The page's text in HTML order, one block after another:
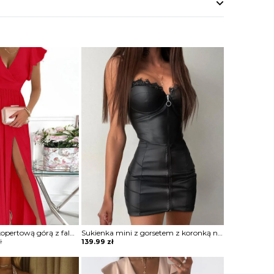
Sukienka maxi z kopertową górą z falbankami Sukienka mini z gorsetem z koronką na zamek
139.99 zł